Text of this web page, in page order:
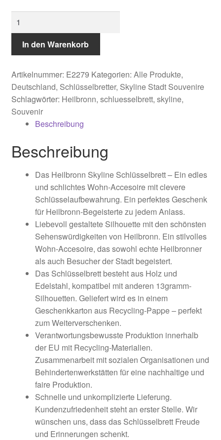
Schlüsselbrett
Menge
In den Warenkorb
Artikelnummer: E2279 Kategorien: Alle Produkte,
Deutschland, Schlüsselbretter, Skyline Stadt Souvenire
Schlagwörter: Heilbronn, schluesselbrett, skyline,
Souvenir
Beschreibung
Beschreibung
Das Heilbronn Skyline Schlüsselbrett – Ein edles
und schlichtes Wohn-Accesoire mit clevere
Schlüsselaufbewahrung. Ein perfektes Geschenk
für Heilbronn-Begeisterte zu jedem Anlass.
Liebevoll gestaltete Silhouette mit den schönsten
Sehenswürdigkeiten von Heilbronn. Ein stilvolles
Wohn-Accesoire, das sowohl echte Heilbronner
als auch Besucher der Stadt begeistert.
Das Schlüsselbrett besteht aus Holz und
Edelstahl, kompatibel mit anderen 13gramm-
Silhouetten. Geliefert wird es in einem
Geschenkkarton aus Recycling-Pappe – perfekt
zum Weiterverschenken.
Verantwortungsbewusste Produktion innerhalb
der EU mit Recycling-Materialien.
Zusammenarbeit mit sozialen Organisationen und
Behindertenwerkstätten für eine nachhaltige und
faire Produktion.
Schnelle und unkomplizierte Lieferung.
Kundenzufriedenheit steht an erster Stelle. Wir
wünschen uns, dass das Schlüsselbrett Freude
und Erinnerungen schenkt.